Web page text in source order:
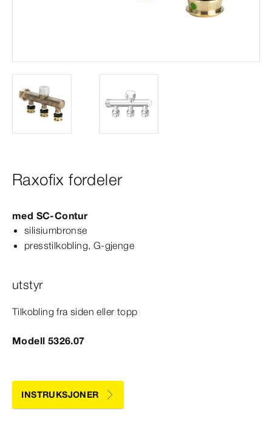
Raxofix fordeler
med SC‑Contur
silisiumbronse
presstilkobling, G-​gjenge
utstyr
Tilkobling fra siden eller topp
Modell 5326.07
INSTRUKSJONER